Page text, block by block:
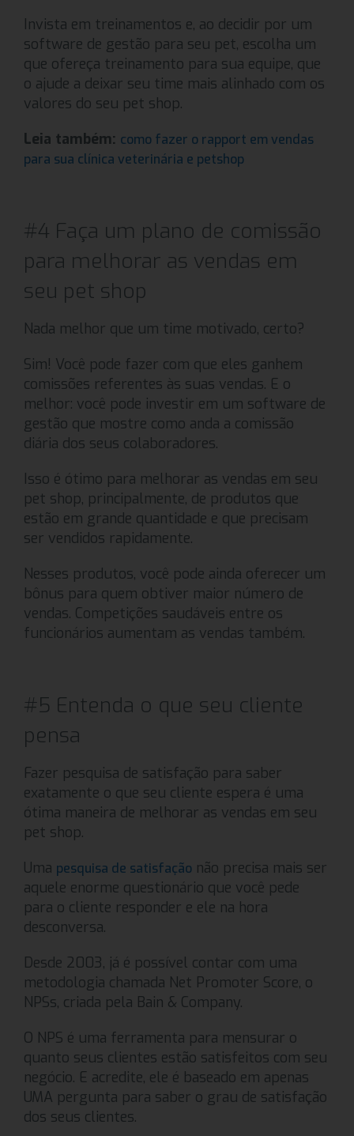
Invista em treinamentos e, ao decidir por um
software de gestão para seu pet, escolha um
que ofereça treinamento para sua equipe, que
o ajude a deixar seu time mais alinhado com os
valores do seu pet shop.
Leia também: como fazer o rapport em vendas
para sua clínica veterinária e petshop
#4 Faça um plano de comissão
para melhorar as vendas em
seu pet shop
Nada melhor que um time motivado, certo?
Sim! Você pode fazer com que eles ganhem
comissões referentes às suas vendas. E o
melhor: você pode investir em um software de
gestão que mostre como anda a comissão
diária dos seus colaboradores.
Isso é ótimo para melhorar as vendas em seu
pet shop, principalmente, de produtos que
estão em grande quantidade e que precisam
ser vendidos rapidamente.
Nesses produtos, você pode ainda oferecer um
bônus para quem obtiver maior número de
vendas. Competições saudáveis entre os
funcionários aumentam as vendas também.
#5 Entenda o que seu cliente
pensa
Fazer pesquisa de satisfação para saber
exatamente o que seu cliente espera é uma
ótima maneira de melhorar as vendas em seu
pet shop.
Uma pesquisa de satisfação não precisa mais ser
aquele enorme questionário que você pede
para o cliente responder e ele na hora
desconversa.
Desde 2003, já é possível contar com uma
metodologia chamada Net Promoter Score, o
NPSs, criada pela Bain & Company.
O NPS é uma ferramenta para mensurar o
quanto seus clientes estão satisfeitos com seu
negócio. E acredite, ele é baseado em apenas
UMA pergunta para saber o grau de satisfação
dos seus clientes.